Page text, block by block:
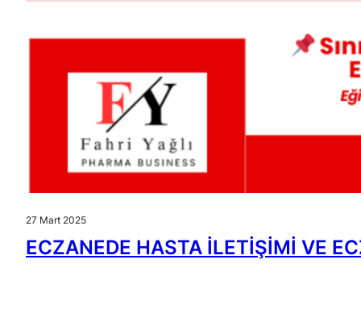
27 Mart 2025
ECZANEDE HASTA İLETİŞİMİ VE